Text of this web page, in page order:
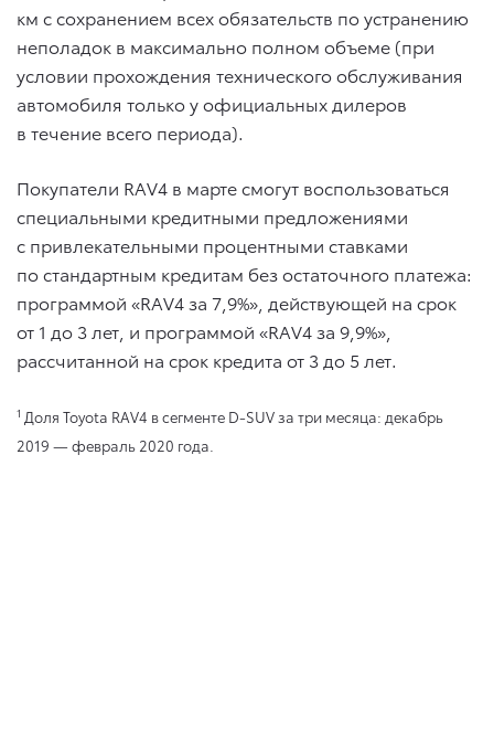
км с сохранением всех обязательств по устранению
неполадок в максимально полном объеме (при
условии прохождения технического обслуживания
автомобиля только у официальных дилеров
в течение всего периода).
Покупатели RAV4 в марте смогут воспользоваться
специальными кредитными предложениями
с привлекательными процентными ставками
по стандартным кредитам без остаточного платежа:
программой «RAV4 за 7,9%», действующей на срок
от 1 до 3 лет, и программой «RAV4 за 9,9%»,
рассчитанной на срок кредита от 3 до 5 лет.
1 Доля Toyota RAV4 в сегменте D-SUV за три месяца: декабрь
2019 — февраль 2020 года.